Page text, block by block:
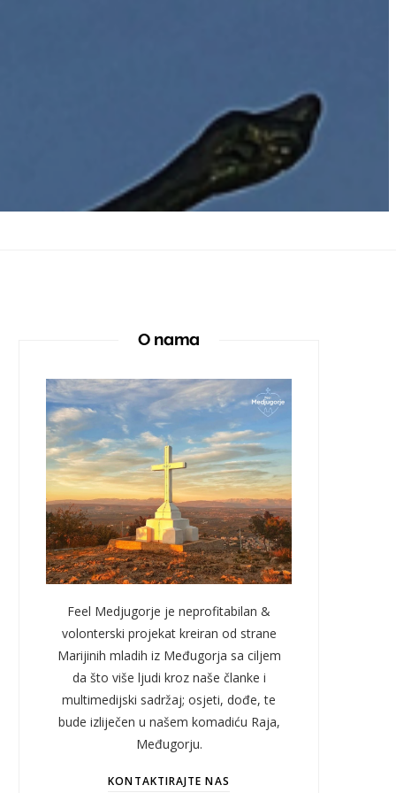
O nama
Feel Medjugorje je neprofitabilan &
volonterski projekat kreiran od strane
Marijinih mladih iz Međugorja sa ciljem
da što više ljudi kroz naše članke i
multimedijski sadržaj; osjeti, dođe, te
bude izliječen u našem komadiću Raja,
Međugorju.
KONTAKTIRAJTE NAS